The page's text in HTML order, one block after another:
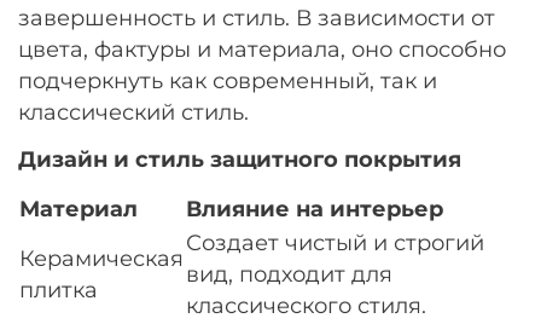
завершенность и стиль. В зависимости от
цвета, фактуры и материала, оно способно
подчеркнуть как современный, так и
классический стиль.
Дизайн и стиль защитного покрытия
Материал
Влияние на интерьер
Керамическая
плитка
Создает чистый и строгий
вид, подходит для
классического стиля.